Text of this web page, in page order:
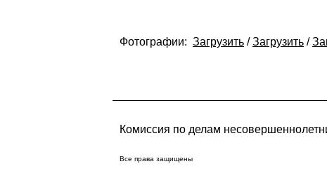
Фотографии: Загрузить /Загрузить /
Комиссия по делам
Все права защищены